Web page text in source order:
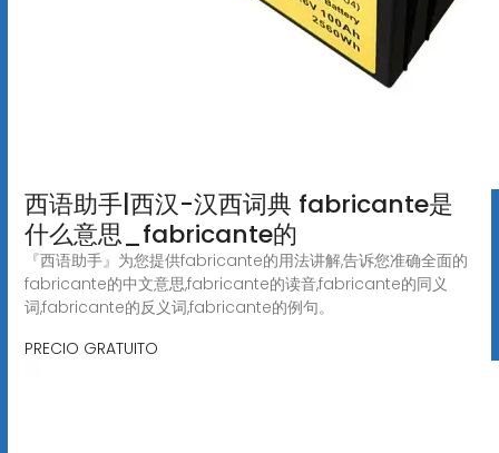
西语助手|西汉-汉西词典 fabricante是
什么意思_fabricante的
『西语助手』为您提供fabricante的用法讲解,告诉您准确全面的
fabricante的中文意思,fabricante的读音,fabricante的同义
词,fabricante的反义词,fabricante的例句。
PRECIO GRATUITO